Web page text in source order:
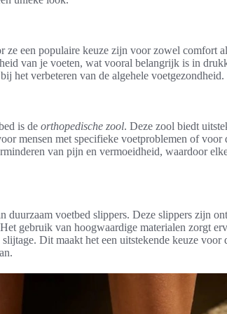
ze een populaire keuze zijn voor zowel comfort
van je voeten, wat vooral belangrijk is in
het verbeteren van de algehele voetgezondheid.
is de orthopedische zool. Deze zool biedt
mensen met specifieke voetproblemen of voor
van pijn en vermoeidheid, waardoor
duurzaam voetbed slippers. Deze slippers zijn
gebruik van hoogwaardige materialen zorgt
Dit maakt het een uitstekende keuze voor